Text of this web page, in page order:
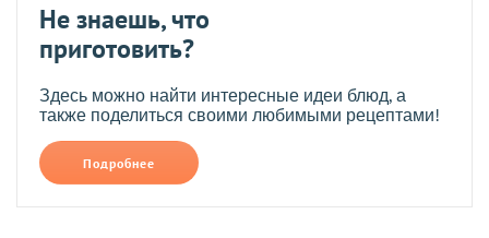
Не знаешь, что
приготовить?
Здесь можно найти интересные идеи блюд, а
также поделиться своими любимыми рецептами!
Подробнее